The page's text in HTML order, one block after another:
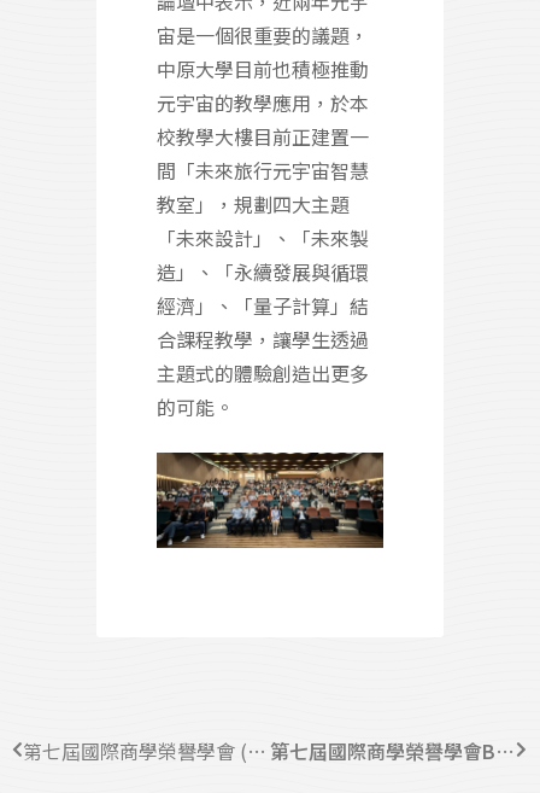
宙是一個很重要的議題，
中原大學目前也積極推動
元宇宙的教學應用，於本
校教學大樓目前正建置一
間「未來旅行元宇宙智慧
教室」，規劃四大主題
「未來設計」、「未來製
造」、「永續發展與循環
經濟」、「量子計算」結
合課程教學，讓學生透過
主題式的體驗創造出更多
的可能。
第七屆國際商學榮譽學會 (Beta Gama Sigma)中原分會說明會 第七屆國際商學榮譽學會BGS中原分會說明會